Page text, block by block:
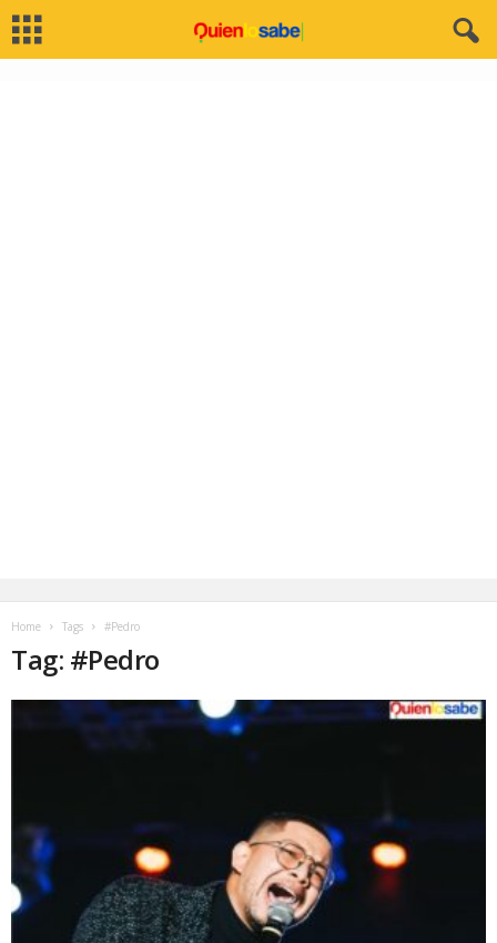
Home Tags #Pedro
Tag: #Pedro